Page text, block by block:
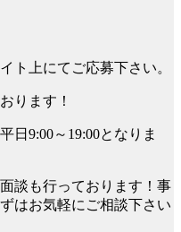
ト上にてご応募下さい。
ります！
日9:00～19:00となりま
談も行っております！事
はお気軽にご相談下さい